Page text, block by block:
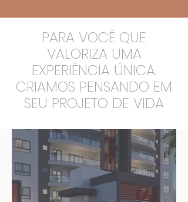
PARA VOCÊ QUE
VALORIZA UMA
EXPERIÊNCIA ÚNICA.
CRIAMOS PENSANDO EM
SEU PROJETO DE VIDA